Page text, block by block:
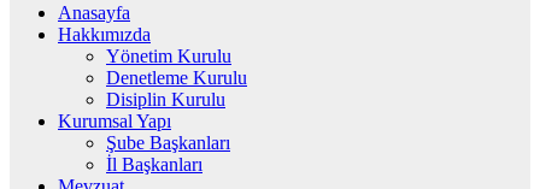
Anasayfa
Hakkımızda
Yönetim Kurulu
Denetleme Kurulu
Disiplin Kurulu
Kurumsal Yapı
Şube Başkanları
İl Başkanları